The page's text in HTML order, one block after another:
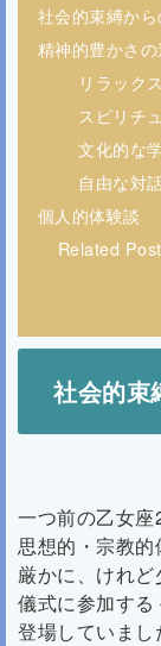
社会的束縛か
精神的豊かさ
リラックス
スピリチ
文化的な
自由な対
個人的体験談
Related
社会的束
一つ前の乙女座
思想的・宗教
厳かに、けれ
儀式に参加す
登場していまし